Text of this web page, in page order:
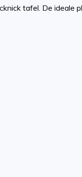
tafel. De ideale